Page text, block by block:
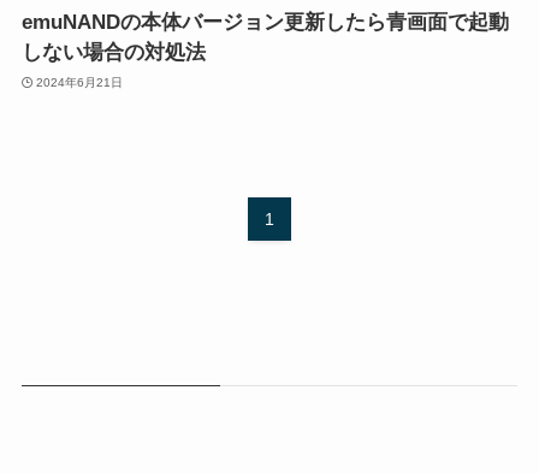
emuNANDの本体バージョン更新したら青画面で起動
しない場合の対処法
2024年6月21日
1